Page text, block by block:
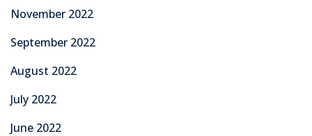
November 2022
September 2022
August 2022
July 2022
June 2022